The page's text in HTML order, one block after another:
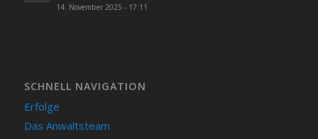
14. November 2025 - 17:11
SCHNELL NAVIGATION
Erfolge
Das Anwaltsteam